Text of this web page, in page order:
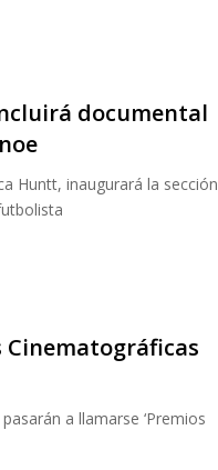
documental
Huntt, inaugurará la sección
Cinematográficas
a llamarse ‘Premios